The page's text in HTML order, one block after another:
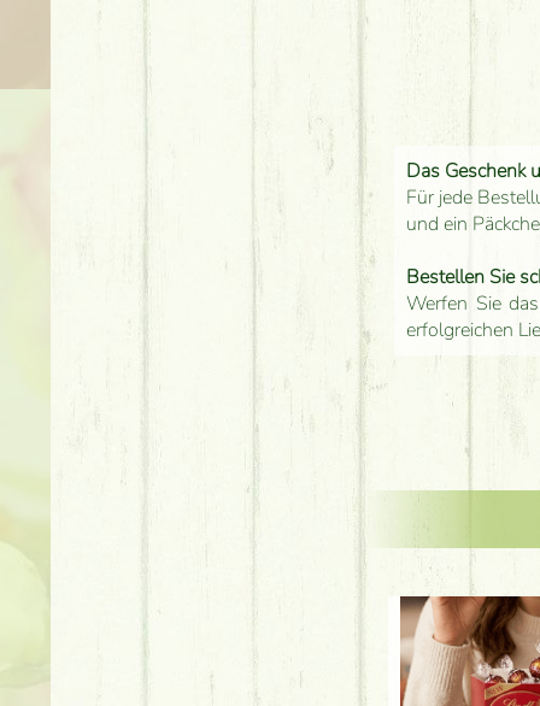
Das Geschenk
Für jede
und ein
Bestellen Sie
Werfen Sie
erfolgreichen